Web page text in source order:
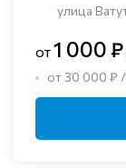
улица
от1 000 ₽
от 30 000 ₽